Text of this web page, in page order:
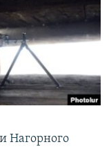
Нагорного